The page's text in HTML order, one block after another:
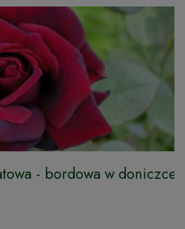
- bordowa w doniczce